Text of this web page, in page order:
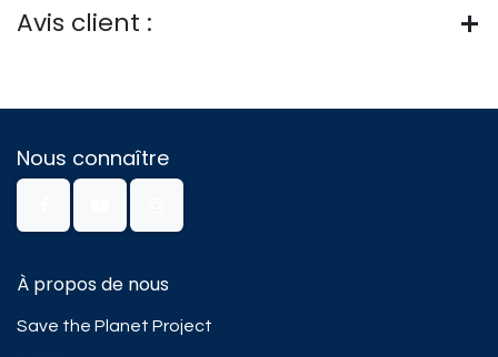
Avis client :
Nous connaître
À propos de nous
Save the Planet Project